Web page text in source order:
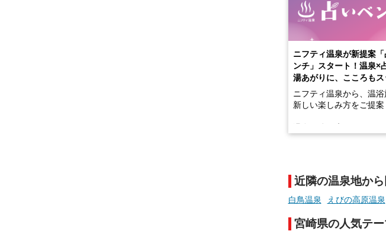
ニフティ温泉が新提案
ンチ」スタート！温泉×
湯あがりに、こころもス
ニフティ温泉から、温
新しい楽しみ方をご提案
手相やタロットなど気
める占いで、“ととのう”
時間を、もっと特別に。
近隣の温泉地か
白鳥温泉 えびの高原温泉
宮崎県の人気テ